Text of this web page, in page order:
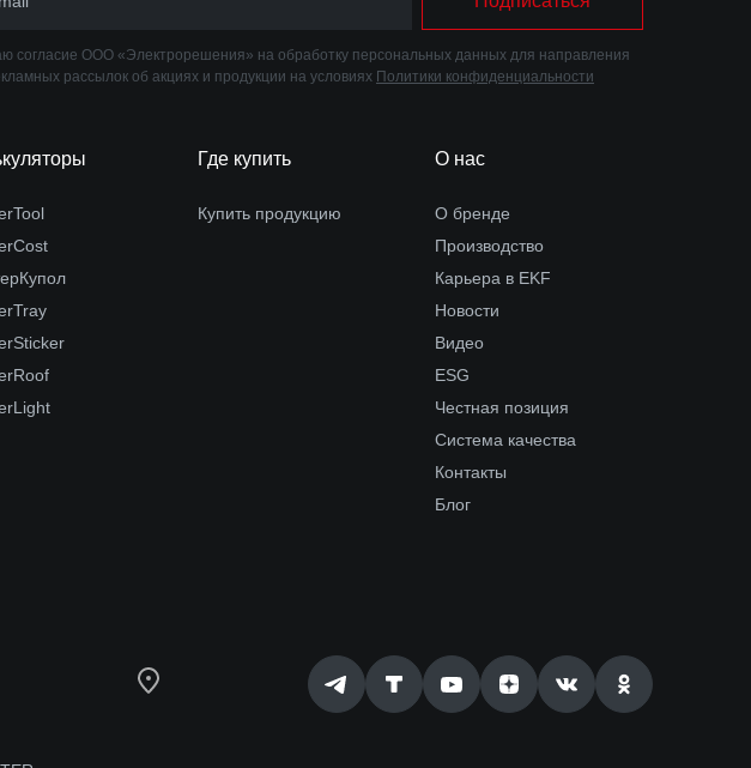
согласие ООО «Электрорешения» на обработку персональных данных для направления
рассылок об акциях и продукции на условиях Политики конфиденциальности
Где купить
Купить продукцию
О нас
О бренде
Производство
Карьера в EKF
Новости
Видео
ESG
Честная позиция
Система качества
Контакты
Блог